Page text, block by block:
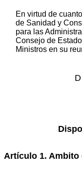
En virtud de
de Sanidad y
para las
Consejo de
Ministros en su
Artículo 1. Ambito